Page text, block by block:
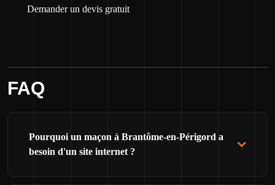
Demander un devis gratuit
FAQ
Pourquoi un maçon à Brantôme-en-Périgord a
besoin d'un site internet ?